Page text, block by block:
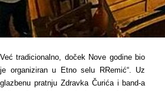
Već tradicionalno, doček Nove godine bio
je organiziran u Etno selu RRemić“. Uz
glazbenu pratnju Zdravka Čurića i band-a